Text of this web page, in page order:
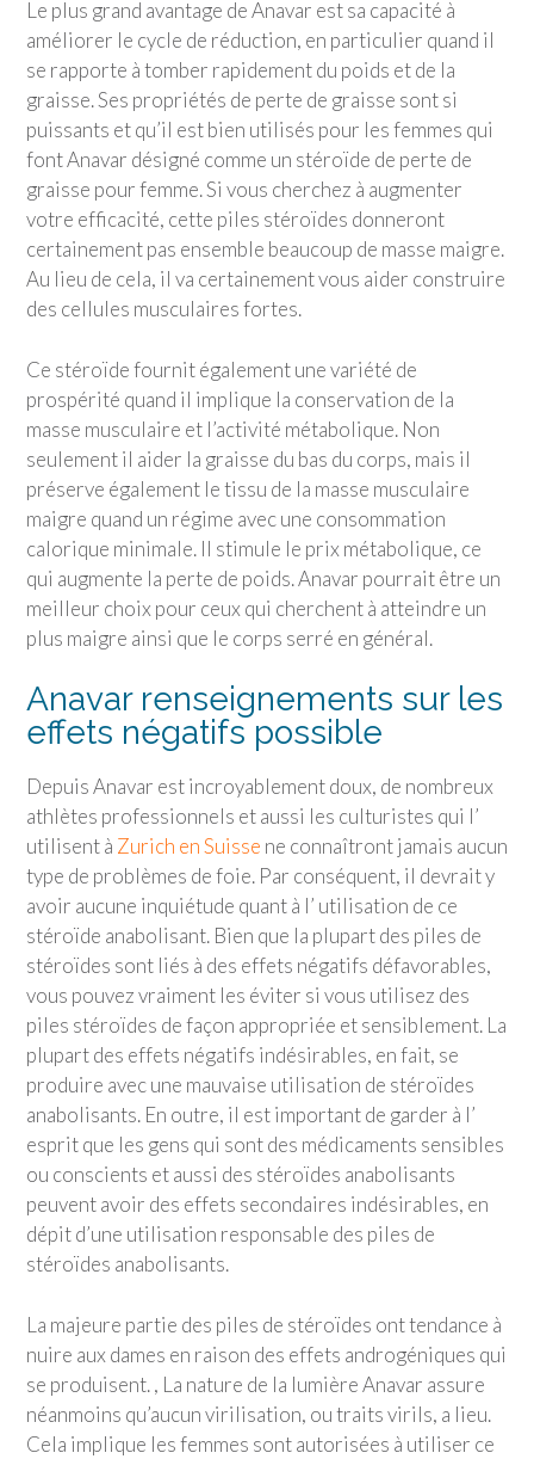
Le plus grand avantage de Anavar est sa capacité à
améliorer le cycle de réduction, en particulier quand il
se rapporte à tomber rapidement du poids et de la
graisse. Ses propriétés de perte de graisse sont si
puissants et qu’il est bien utilisés pour les femmes qui
font Anavar désigné comme un stéroïde de perte de
graisse pour femme. Si vous cherchez à augmenter
votre efficacité, cette piles stéroïdes donneront
certainement pas ensemble beaucoup de masse maigre.
Au lieu de cela, il va certainement vous aider construire
des cellules musculaires fortes.
Ce stéroïde fournit également une variété de
prospérité quand il implique la conservation de la
masse musculaire et l’activité métabolique. Non
seulement il aider la graisse du bas du corps, mais il
préserve également le tissu de la masse musculaire
maigre quand un régime avec une consommation
calorique minimale. Il stimule le prix métabolique, ce
qui augmente la perte de poids. Anavar pourrait être un
meilleur choix pour ceux qui cherchent à atteindre un
plus maigre ainsi que le corps serré en général.
Anavar renseignements sur les
effets négatifs possible
Depuis Anavar est incroyablement doux, de nombreux
athlètes professionnels et aussi les culturistes qui l’
utilisent à Zurich en Suisse ne connaîtront jamais aucun
type de problèmes de foie. Par conséquent, il devrait y
avoir aucune inquiétude quant à l’ utilisation de ce
stéroïde anabolisant. Bien que la plupart des piles de
stéroïdes sont liés à des effets négatifs défavorables,
vous pouvez vraiment les éviter si vous utilisez des
piles stéroïdes de façon appropriée et sensiblement. La
plupart des effets négatifs indésirables, en fait, se
produire avec une mauvaise utilisation de stéroïdes
anabolisants. En outre, il est important de garder à l’
esprit que les gens qui sont des médicaments sensibles
ou conscients et aussi des stéroïdes anabolisants
peuvent avoir des effets secondaires indésirables, en
dépit d’une utilisation responsable des piles de
stéroïdes anabolisants.
La majeure partie des piles de stéroïdes ont tendance à
nuire aux dames en raison des effets androgéniques qui
se produisent. , La nature de la lumière Anavar assure
néanmoins qu’aucun virilisation, ou traits virils, a lieu.
Cela implique les femmes sont autorisées à utiliser ce